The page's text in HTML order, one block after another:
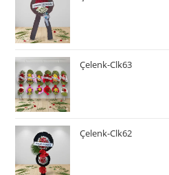
Çelenk-Clk63
Çelenk-Clk62